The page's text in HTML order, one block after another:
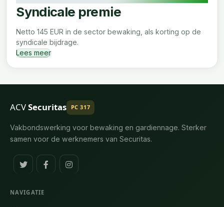
Syndicale premie
Netto 145 EUR in de sector bewaking, als korting op de
syndicale bijdrage.
Lees meer
ACVSecuritas PC 317
Vakbondswerking voor bewaking en gardiennage. Sterker
samen voor de werknemers van Securitas.
NAVIGATIE